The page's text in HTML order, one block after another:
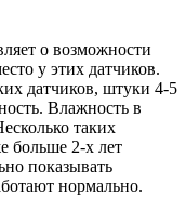
о возможности
у этих датчиков.
датчиков, штуки 4-5
Влажность в
таких
больше 2-х лет
показывать
нормально.